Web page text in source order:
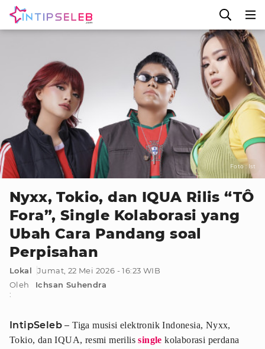
Foto : Ist
Nyxx, Tokio, dan IQUA Rilis “TÔ
Fora”, Single Kolaborasi yang
Ubah Cara Pandang soal
Perpisahan
Lokal
Jumat, 22 Mei 2026 - 16:23 WIB
Oleh
:
Ichsan Suhendra
IntipSeleb –Tiga musisi elektronik Indonesia, Nyxx,
Tokio, dan IQUA, resmi merilissingle kolaborasi perdana